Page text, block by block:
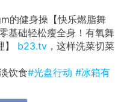
的健身操【快乐燃脂舞
基础轻松瘦全身！有氧舞
b23.tv ，这样洗菜切菜
饮食#光盘行动 #冰箱有